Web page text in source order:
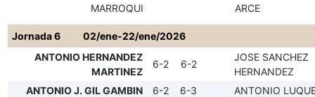
MARROQUI
ARCE
Jornada 6
02/ene-22/ene/2026
ANTONIO HERNANDEZ
MARTINEZ
6-2 6-2
JOSE SANCHEZ
HERNANDEZ
ANTONIO J. GIL GAMBIN
6-2 6-3
ANTONIO